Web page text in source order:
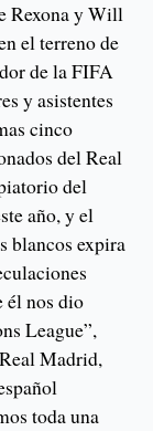
Rexona y Will
el terreno de
de la FIFA
y asistentes
cinco
del Real
del
año, y el
blancos expira
él nos dio
League”,
Madrid,
toda una